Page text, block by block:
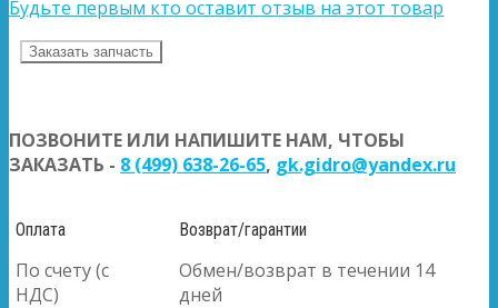
Будьте первым кто оставит отзыв на этот товар
Заказать запчасть
ПОЗВОНИТЕ ИЛИ НАПИШИТЕ НАМ, ЧТОБЫ
ЗАКАЗАТЬ - 8 (499) 638-26-65, gk.gidro@yandex.ru
Оплата
По счету (с
НДС)
Возврат/гарантии
Обмен/возврат в течении 14
дней